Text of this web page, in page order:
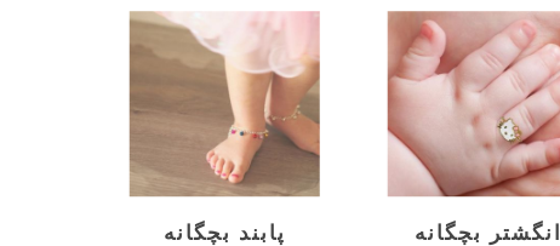
انگشتر بچگانه پابند بچگانه